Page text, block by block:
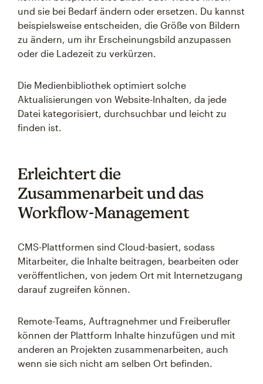
und sie bei Bedarf ändern oder ersetzen. Du kannst
beispielsweise entscheiden, die Größe von Bildern
zu ändern, um ihr Erscheinungsbild anzupassen
oder die Ladezeit zu verkürzen.
Die Medienbibliothek optimiert solche
Aktualisierungen von Website-Inhalten, da jede
Datei kategorisiert, durchsuchbar und leicht zu
finden ist.
Erleichtert die
Zusammenarbeit und das
Workflow-Management
CMS-Plattformen sind Cloud-basiert, sodass
Mitarbeiter, die Inhalte beitragen, bearbeiten oder
veröffentlichen, von jedem Ort mit Internetzugang
darauf zugreifen können.
Remote-Teams, Auftragnehmer und Freiberufler
können der Plattform Inhalte hinzufügen und mit
anderen an Projekten zusammenarbeiten, auch
wenn sie sich nicht am selben Ort befinden.